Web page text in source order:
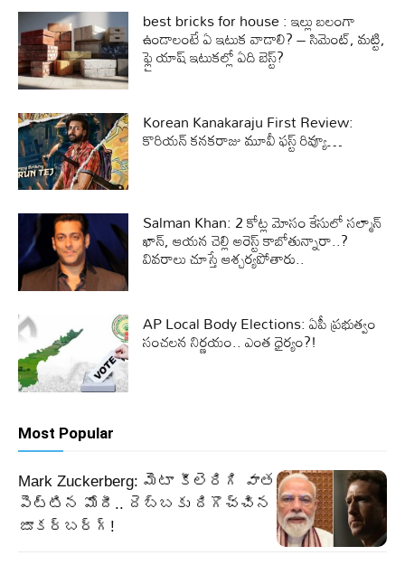
best bricks for house : ఇల్లు బలంగా
ఉండాలంటే ఏ ఇటుక వాడాలి? – సిమెంట్, మట్టి,
ఫ్లై యాష్ ఇటుకల్లో ఏది బెస్ట్?
Korean Kanakaraju First Review:
కొరియన్ కనకరాజు మూవీ ఫస్ట్ రివ్యూ…
Salman Khan: 2 కోట్ల మోసం కేసులో సల్మాన్
ఖాన్, ఆయన చెల్లి అరెస్ట్ కాబోతున్నారా..?
వివరాలు చూస్తే ఆశ్చర్యపోతారు..
AP Local Body Elections: ఏపీ ప్రభుత్వం
సంచలన నిర్ణయం.. ఎంత ధైర్యం?!
Most Popular
Mark Zuckerberg: మెటా కీలెరిగి వాత
పెట్టిన మోదీ.. దెబ్బకు దిగొచ్చిన
జూకర్‌బర్గ్‌!